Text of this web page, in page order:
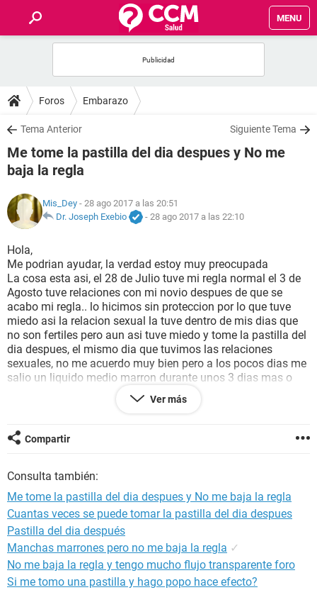
MENU
FOROS
SALUD
FAMILIA
NUTRICIÓN
SEXUALIDAD
GLOSARIO
Foros Embarazo
Tema Anterior Siguiente Tema
Me tome la pastilla del dia despues y No me
baja la regla
Mis_Dey - 28 ago 2017 a las 20:51
Dr. Joseph Exebio
- 28 ago 2017 a las 22:10
Hola,
Me podrian ayudar, la verdad estoy muy preocupada
La cosa esta asi, el 28 de Julio tuve mi regla normal el 3 de
Agosto tuve relaciones con mi novio despues de que se
acabo mi regla.. lo hicimos sin proteccion por lo que tuve
miedo asi la relacion sexual la tuve dentro de mis dias que
no son fertiles pero aun asi tuve miedo y tome la pastilla del
dia despues, el mismo dia que tuvimos las relaciones
sexuales, no me acuerdo muy bien pero a los pocos dias me
salio un liquido medio marron durante unos 3 dias mas o
menos y por lo que dicen es por que la pastilla hizo efecto..
pero el problema es que a mi me tocaba el 24 de agosto mi
casi igual a lo anterior .. pense que ya me iba a bajar pero
voy como 4 dias asi y nada .. me da miedo que se me atrase
poco conservadora y sabe cuando es mi regla o mas o
menos sabe .. y ella me esta preguntando que ya me toca ..
y si no me baja me puede llevar a un ginecologo y decirle
que ya no soy virgen .. estoy aterrada que de algun motivo
me embaraze o que me atrase mucho en mis dias .. no se
que hacer ni pensar .. tal vez no se si haya algo que me
ayude a estimular a que me baje rapido
Ver más
Compartir
Consulta también:
Me tome la pastilla del dia despues y No me baja la regla
Cuantas veces se puede tomar la pastilla del dia despues
Pastilla del dia después
Manchas marrones pero no me baja la regla ✓
No me baja la regla y tengo mucho flujo transparente foro
Si me tomo una pastilla y hago popo hace efecto?